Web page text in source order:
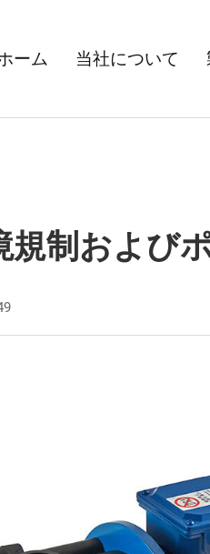
ーム 当社について
規制および